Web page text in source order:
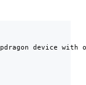
device with